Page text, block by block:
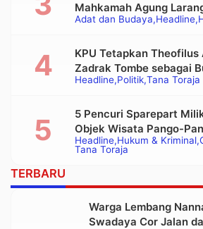
Adat dan Budaya Headline
Mahkamah Agung
Alat Berat pada
Headline Politik Tana Toraja
KPU Tetapkan
Zadrak Tombe sebagai
Bupati Tana Toraja
Headline Hukum & Kriminal
Tana Toraja
5 Pencuri Sparepart
Objek Wisata Pango-
Polisi
TERBARU
Warga Lembang
Swadaya Cor Jalan